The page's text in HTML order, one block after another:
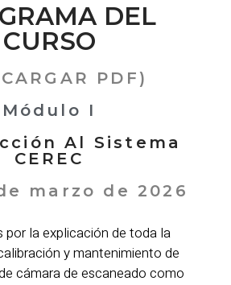
DEL
CURSO
PDF)
Módulo I
Al Sistema
CEREC
marzo de 2026
por la explicación de toda la
y mantenimiento de
cámara de escaneado como